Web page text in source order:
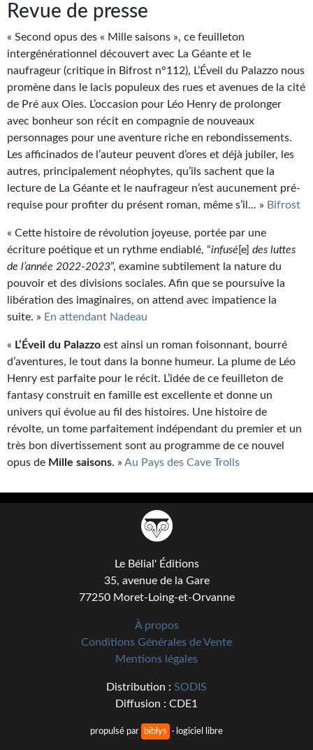
Le Bélial' sur Youtube
LE BLOG BIFROST
Tous les articles
La Bibliothèque orbitale
Journal d'un homme des bois
FORUMS
CONTACT
Nous contacter
F.A.Q.
Soumettre un manuscrit
Support technique
Revue de presse
« Second opus des « Mille saisons », ce feuilleton
intergénérationnel découvert avec La Géante et le
naufrageur (critique in Bifrost n°112), L’Éveil du Palazzo nous
promène dans le lacis populeux des rues et avenues de la cité
de Pré aux Oies. L’occasion pour Léo Henry de prolonger
avec bonheur son récit en compagnie de nouveaux
personnages pour une aventure riche en rebondissements.
Les afficinados de l’auteur peuvent d’ores et déjà jubiler, les
autres, principalement néophytes, qu’ils sachent que la
lecture de La Géante et le naufrageur n’est aucunement pré-
requise pour profiter du présent roman, même s’il... » Bifrost
« Cette histoire de révolution joyeuse, portée par une
écriture poétique et un rythme endiablé, “infusé [e] des luttes
de l’année 2022-2023”, examine subtilement la nature du
pouvoir et des divisions sociales. Afin que se poursuive la
libération des imaginaires, on attend avec impatience la
suite. » En attendant Nadeau
« L’Éveil du Palazzo est ainsi un roman foisonnant, bourré
d’aventures, le tout dans la bonne humeur. La plume de Léo
Henry est parfaite pour le récit. L’idée de ce feuilleton de
fantasy construit en famille est excellente et donne un
univers qui évolue au fil des histoires. Une histoire de
révolte, un tome parfaitement indépendant du premier et un
très bon divertissement sont au programme de ce nouvel
opus de Mille saisons. » Au Pays des Cave Trolls
Le Bélial' Éditions
35, avenue de la Gare
77250 Moret-Loing-et-Orvanne
À propos
Conditions Générales de Vente
Mentions légales
Distribution : SODIS
Diffusion : CDE1
propulsé par biblys · logiciel libre